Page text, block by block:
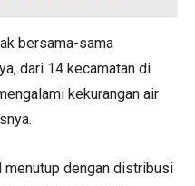
bersama-sama
dari 14 kecamatan di
kekurangan air
menutup dengan distribusi